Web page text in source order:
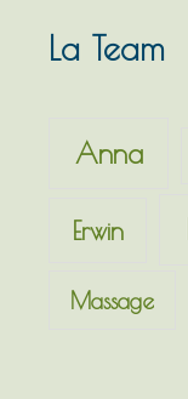
h
e
La Team
Anna
Erwin
Massage